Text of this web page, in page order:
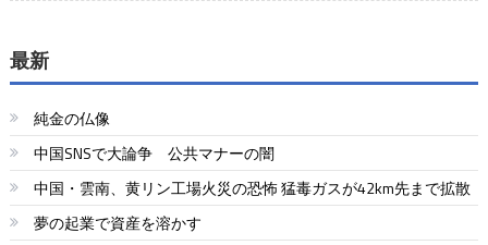
最新
純金の仏像
中国SNSで大論争 公共マナーの闇
中国・雲南、黄リン工場火災の恐怖 猛毒ガスが42km先まで拡散
夢の起業で資産を溶かす